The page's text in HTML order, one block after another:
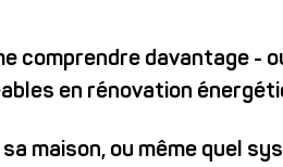
comprendre davantage -
en rénovation
maison, ou même quel
* Informations